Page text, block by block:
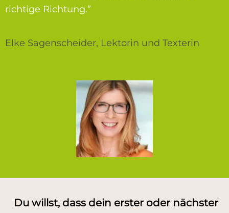
richtige Richtung.”
Elke Sagenscheider, Lektorin und Texterin
Du willst, dass dein erster oder nächster